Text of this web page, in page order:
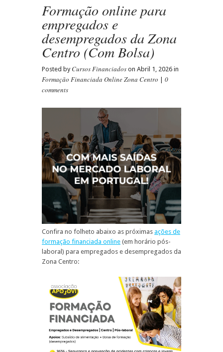
Formação online para
empregados e
desempregados da Zona
Centro (Com Bolsa)
Posted by Cursos Financiados on Abril 1, 2026 in
Formação Financiada Online Zona Centro
0
comments
Confira no folheto abaixo as próximas ações de
formação financiada online (em horário pós-
laboral) para empregados e desempregados da
Zona Centro: